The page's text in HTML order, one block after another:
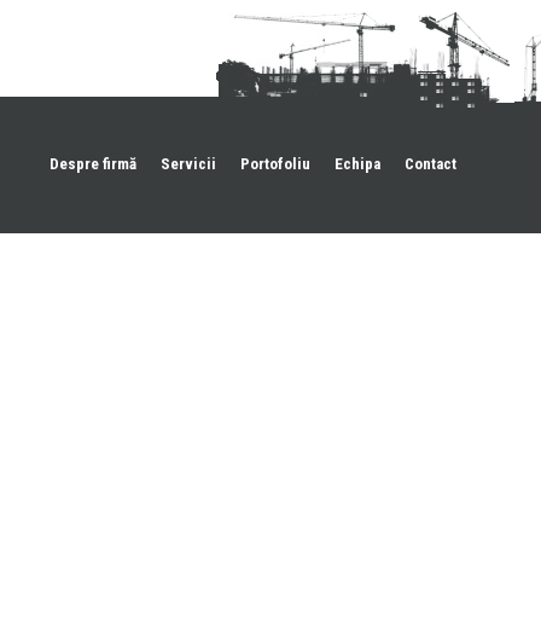
Despre firmă Servicii Portofoliu Echipa Contact